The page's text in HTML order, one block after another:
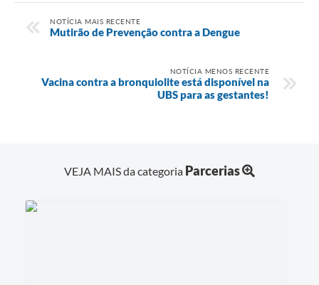
NOTÍCIA MAIS RECENTE
Mutirão de Prevenção contra a Dengue
NOTÍCIA MENOS RECENTE
Vacina contra a bronquiolite está disponível na
UBS para as gestantes!
VEJA MAIS da categoria Parcerias